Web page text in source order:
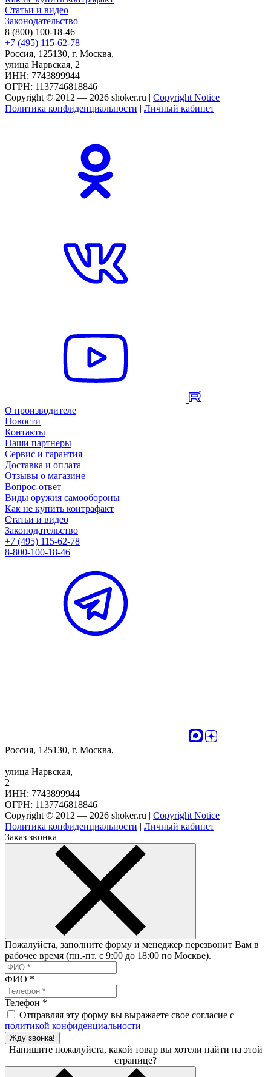
Статьи и видео
Законодательство
8 (800) 100-18-46
+7 (495) 115-62-78
Россия, 125130, г. Москва,
улица Нарвская, 2
ИНН: 7743899944
ОГРН: 1137746818846
Copyright © 2012 — 2026 shoker.ru | Copyright Notice |
Политика конфиденциальности | Личный кабинет
О производителе
Новости
Контакты
Наши партнеры
Сервис и гарантия
Доставка и оплата
Отзывы о магазине
Вопрос-ответ
Виды оружия самообороны
Как не купить контрафакт
Статьи и видео
Законодательство
+7 (495) 115-62-78
8-800-100-18-46
Россия, 125130, г. Москва,
улица Нарвская,
2
ИНН: 7743899944
ОГРН: 1137746818846
Copyright © 2012 — 2026 shoker.ru | Copyright Notice |
Политика конфиденциальности | Личный кабинет
Заказ звонка
Пожалуйста, заполните форму и менеджер перезвонит Вам в
рабочее время (пн.-пт. с 9:00 до 18:00 по Москве).
ФИО *
Телефон *
Отправляя эту форму вы выражаете свое согласие с
политикой конфиденциальности
Жду звонка!
Напишите пожалуйста, какой товар вы хотели найти на этой
странице?